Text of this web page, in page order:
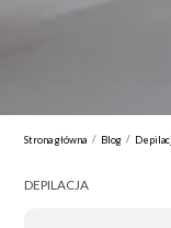
Strona główna / Blog /
DEPILACJA